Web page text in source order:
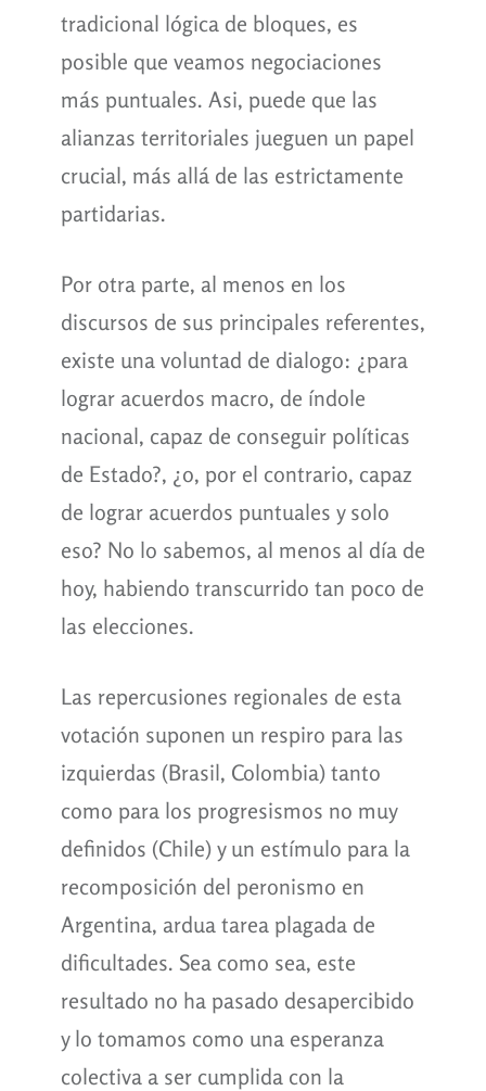
tradicional lógica de bloques, es
posible que veamos negociaciones
más puntuales. Asi, puede que las
alianzas territoriales jueguen un papel
crucial, más allá de las estrictamente
partidarias.
Por otra parte, al menos en los
discursos de sus principales referentes,
existe una voluntad de dialogo: ¿para
lograr acuerdos macro, de índole
nacional, capaz de conseguir políticas
de Estado?, ¿o, por el contrario, capaz
de lograr acuerdos puntuales y solo
eso? No lo sabemos, al menos al día de
hoy, habiendo transcurrido tan poco de
las elecciones.
Las repercusiones regionales de esta
votación suponen un respiro para las
izquierdas (Brasil, Colombia) tanto
como para los progresismos no muy
definidos (Chile) y un estímulo para la
recomposición del peronismo en
Argentina, ardua tarea plagada de
dificultades. Sea como sea, este
resultado no ha pasado desapercibido
y lo tomamos como una esperanza
colectiva a ser cumplida con la